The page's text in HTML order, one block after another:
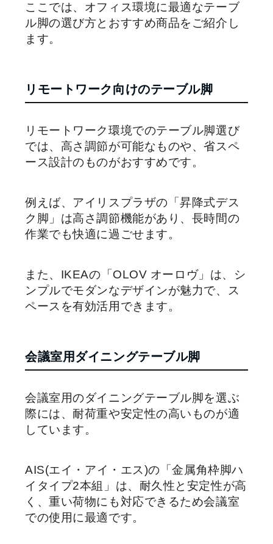
ここでは、オフィス環境に最適なテーブ
ル脚の選び方とおすすめ商品をご紹介し
ます。
リモートワーク向けのテーブル脚
リモートワーク環境でのテーブル脚選び
では、高さ調節が可能なものや、省スペ
ース設計のものがおすすめです。
例えば、アイリスプラザの「昇降式デス
ク脚」は高さ調節機能があり、長時間の
作業でも快適に過ごせます。
また、IKEAの「OLOV オーロヴ」は、シ
ンプルでモダンなデザインが魅力で、ス
ペースを有効活用できます。
会議室用ダイニングテーブル脚
会議室用のダイニングテーブル脚を選ぶ
際には、耐荷重や安定性の高いものが適
しています。
AIS(エイ・アイ・エス)の「金属角枠脚ハ
イタイプ2本組」は、耐久性と安定性が高
く、重い荷物にも対応できるため会議室
での使用に最適です。